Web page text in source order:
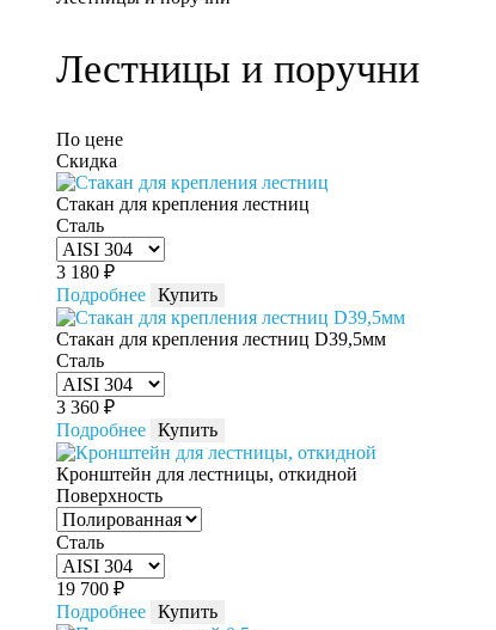
Лестницы и поручни
По цене
Скидка
Стакан для крепления лестниц
Сталь
3 180 ₽
Подробнее Купить
Стакан для крепления лестниц D39,5мм
Сталь
3 360 ₽
Подробнее Купить
Кронштейн для лестницы, откидной
Поверхность
Сталь
19 700 ₽
Подробнее Купить